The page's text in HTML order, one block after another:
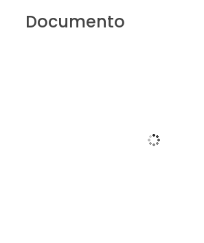
Documento